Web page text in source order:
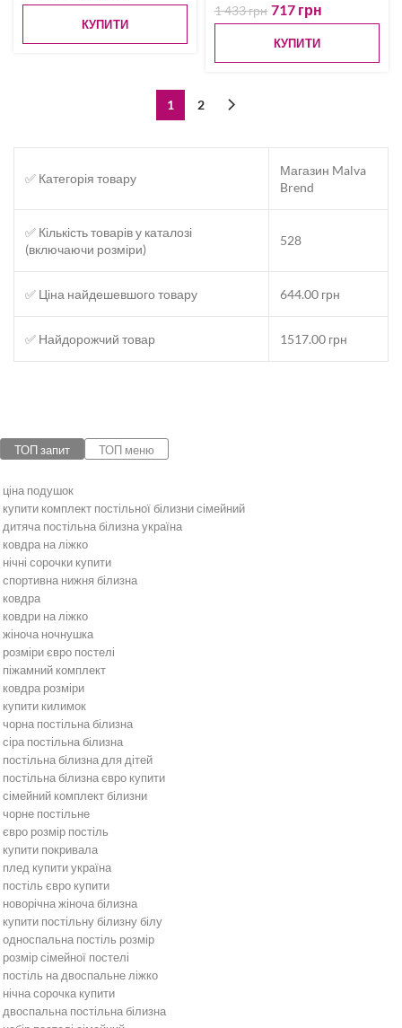
КУПИТИ
1 433грн 717 грн
КУПИТИ
1 2
✅ Категорія товару
Магазин Malva
Brend
✅ Кількість товарів у каталозі
(включаючи розміри)
528
✅ Ціна найдешевшого товару 644.00 грн
✅ Найдорожчий товар 1517.00 грн
ТОП запит ТОП меню
ціна подушок
купити комплект постільної білизни сімейний
дитяча постільна білизна україна
ковдра на ліжко
нічні сорочки купити
спортивна нижня білизна
ковдра
ковдри на ліжко
жіноча ночнушка
розміри євро постелі
піжамний комплект
ковдра розміри
купити килимок
чорна постільна білизна
сіра постільна білизна
постільна білизна для дітей
постільна білизна євро купити
сімейний комплект білизни
чорне постільне
євро розмір постіль
купити покривала
плед купити україна
постіль євро купити
новорічна жіноча білизна
купити постільну білизну білу
односпальна постіль розмір
розмір сімейної постелі
постіль на двоспальне ліжко
нічна сорочка купити
двоспальна постільна білизна